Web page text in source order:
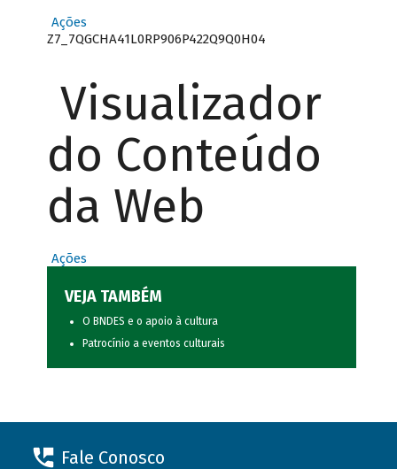
Ações
Z7_7QGCHA41L0RP906P422Q9Q0H04
Visualizador
do Conteúdo
da Web
Ações
VEJA TAMBÉM
O BNDES e o apoio à cultura
Patrocínio a eventos culturais
Fale Conosco